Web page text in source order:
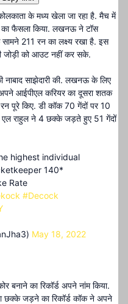
के मध्य खेला जा रहा है. मैच में
फैसला किया. लखनऊ ने टॉस
211 रन का लक्ष्य रखा है. इस
जोड़ी को आउट नहीं कर सके.
साझेदारी की. लखनऊ के लिए
आईपीएल करियर का दूसरा शतक
पूरे किए. डी कॉक 70 गेंदों पर 10
राहुल ने 4 छक्के जड़ते हुए 51 गेंदों
highest individual
140*
Rate
#Decock
May 18, 2022
का रिकॉर्ड अपने नांम किया.
छक्के जड़ने का रिकॉर्ड कॉक ने अपने